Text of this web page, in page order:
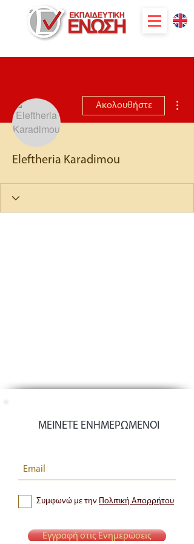
Ακολουθήστε
Eleftheria Karadimou
ΜΕΙΝΕΤΕ ΕΝΗΜΕΡΩΜΕΝΟΙ
Συμφωνώ με την Πολιτική Απορρήτου
Εγγραφή στις Ενημερώσεις